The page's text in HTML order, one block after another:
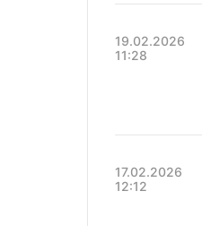
19.02.2026
11:28
17.02.2026
12:12